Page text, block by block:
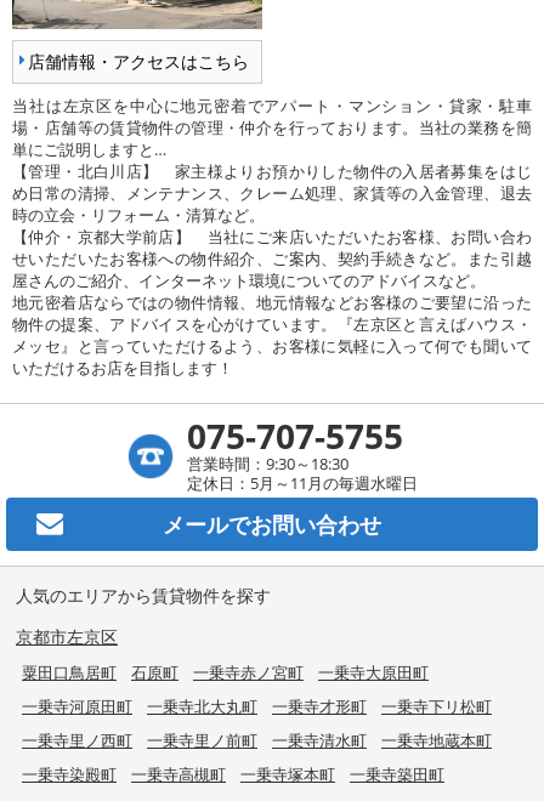
店舗情報・アクセスはこちら
当社は左京区を中心に地元密着でアパート・マンション・貸家・駐車
場・店舗等の賃貸物件の管理・仲介を行っております。当社の業務を簡
単にご説明しますと…
【管理・北白川店】 家主様よりお預かりした物件の入居者募集をはじ
め日常の清掃、メンテナンス、クレーム処理、家賃等の入金管理、退去
時の立会・リフォーム・清算など。
【仲介・京都大学前店】 当社にご来店いただいたお客様、お問い合わ
せいただいたお客様への物件紹介、ご案内、契約手続きなど。また引越
屋さんのご紹介、インターネット環境についてのアドバイスなど。
地元密着店ならではの物件情報、地元情報などお客様のご要望に沿った
物件の提案、アドバイスを心がけています。『左京区と言えばハウス・
メッセ』と言っていただけるよう、お客様に気軽に入って何でも聞いて
いただけるお店を目指します！
075-707-5755
営業時間：9:30～18:30
定休日：5月～11月の毎週水曜日
メールでお問い合わせ
人気のエリアから賃貸物件を探す
京都市左京区
粟田口鳥居町 石原町 一乗寺赤ノ宮町
一乗寺大原田町
一乗寺河原田町
一乗寺北大丸町 一乗寺才形町
一乗寺下リ松町
一乗寺里ノ西町
一乗寺里ノ前町 一乗寺清水町
一乗寺地蔵本町
一乗寺染殿町
一乗寺高槻町 一乗寺塚本町
一乗寺築田町